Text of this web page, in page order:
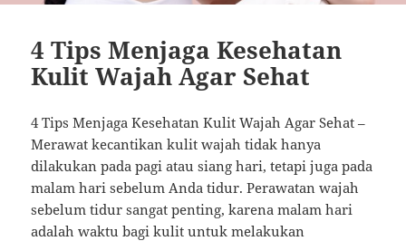
4 Tips Menjaga Kesehatan
Kulit Wajah Agar Sehat
4 Tips Menjaga Kesehatan Kulit Wajah Agar Sehat –
Merawat kecantikan kulit wajah tidak hanya
dilakukan pada pagi atau siang hari, tetapi juga pada
malam hari sebelum Anda tidur. Perawatan wajah
sebelum tidur sangat penting, karena malam hari
adalah waktu bagi kulit untuk melakukan